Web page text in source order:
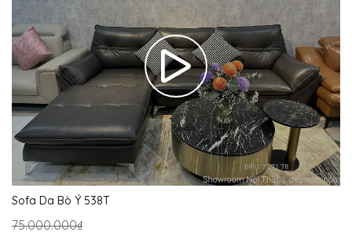
Sofa Da Bò Ý 538T
75.000.000₫